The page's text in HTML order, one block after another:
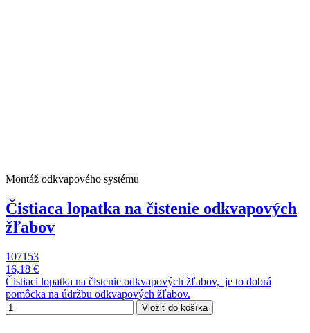
Montáž odkvapového systému
Čistiaca lopatka na čistenie odkvapových
žľabov
107153
16,18 €
Čistiaci lopatka na čistenie odkvapových žľabov, je to dobrá
pomôcka na údržbu odkvapových žľabov.
Vložiť do košíka